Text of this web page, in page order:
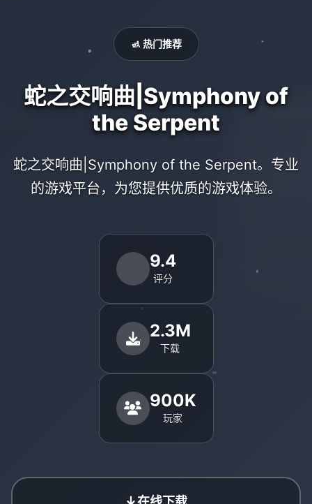
🚮 热门推荐
蛇之交响曲|Symphony of
the Serpent
蛇之交响曲|Symphony of the Serpent。专业
的游戏平台，为您提供优质的游戏体验。
9.4
评分
2.3M
下载
900K
玩家